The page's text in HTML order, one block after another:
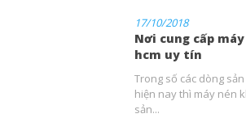
17/10/2018
Nơi cung cấp
hcm uy tín
Trong số các dòng
hiện nay thì máy nén
sản...